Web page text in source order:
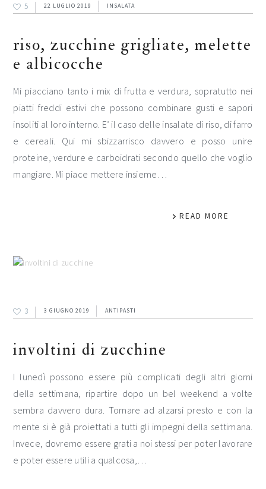
5 22 LUGLIO 2019 INSALATA
riso, zucchine grigliate, melette
e albicocche
Mi piacciano tanto i mix di frutta e verdura, sopratutto nei
piatti freddi estivi che possono combinare gusti e sapori
insoliti al loro interno. E’ il caso delle insalate di riso, di farro
e cereali. Qui mi sbizzarrisco davvero e posso unire
proteine, verdure e carboidrati secondo quello che voglio
mangiare. Mi piace mettere insieme…
READ MORE
3 3 GIUGNO 2019 ANTIPASTI
involtini di zucchine
I lunedì possono essere più complicati degli altri giorni
della settimana, ripartire dopo un bel weekend a volte
sembra davvero dura. Tornare ad alzarsi presto e con la
mente si è già proiettati a tutti gli impegni della settimana.
Invece, dovremo essere grati a noi stessi per poter lavorare
e poter essere utili a qualcosa,…